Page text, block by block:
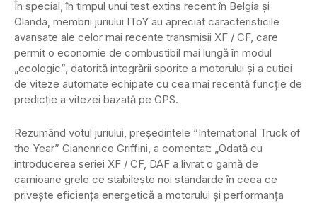
În special, în timpul unui test extins recent în Belgia și
Olanda, membrii juriului IToY au apreciat caracteristicile
avansate ale celor mai recente transmisii XF / CF, care
permit o economie de combustibil mai lungă în modul
„ecologic”, datorită integrării sporite a motorului și a cutiei
de viteze automate echipate cu cea mai recentă funcție de
predicție a vitezei bazată pe GPS.
Rezumând votul juriului, președintele “International Truck of
the Year” Gianenrico Griffini, a comentat: „Odată cu
introducerea seriei XF / CF, DAF a livrat o gamă de
camioane grele ce stabilește noi standarde în ceea ce
privește eficiența energetică a motorului și performanța